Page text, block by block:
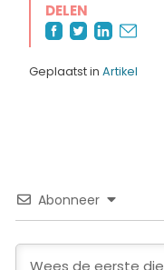
DELEN
Geplaatst in Artikel
Abonneer